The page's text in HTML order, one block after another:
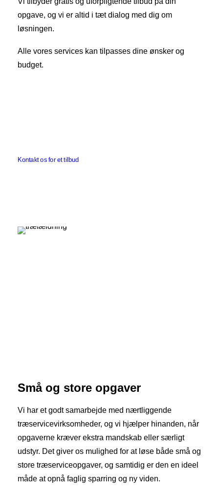
opgave, og vi er altid i tæt dialog med dig om
løsningen.
Alle vores services kan tilpasses dine ønsker og
budget.
Kontakt os for et tilbud
Små og store opgaver
Vi har et godt samarbejde med nærtliggende
træservicevirksomheder, og vi hjælper hinanden, når
opgaverne kræver ekstra mandskab eller særligt
udstyr. Det giver os mulighed for at løse både små og
store træserviceopgaver, og samtidig er den en ideel
måde at opnå faglig sparring og ny viden.